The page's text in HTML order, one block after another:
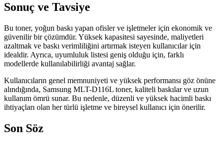
Sonuç ve Tavsiye
Bu toner, yoğun baskı yapan ofisler ve işletmeler için ekonomik ve
güvenilir bir çözümdür. Yüksek kapasitesi sayesinde, maliyetleri
azaltmak ve baskı verimliliğini artırmak isteyen kullanıcılar için
idealdir. Ayrıca, uyumluluk listesi geniş olduğu için, farklı
modellerde kullanılabilirliği avantaj sağlar.
Kullanıcıların genel memnuniyeti ve yüksek performansı göz önüne
alındığında, Samsung MLT-D116L toner, kaliteli baskılar ve uzun
kullanım ömrü sunar. Bu nedenle, düzenli ve yüksek hacimli baskı
ihtiyaçları olan her türlü işletme ve bireysel kullanıcı için önerilir.
Son Söz